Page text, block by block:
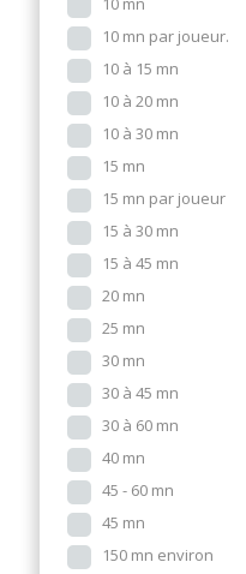
10 mn par joueur.
10 à 15 mn
10 à 20 mn
10 à 30 mn
15 mn
15 mn par joueur
15 à 30 mn
15 à 45 mn
20 mn
25 mn
30 mn
30 à 45 mn
30 à 60 mn
40 mn
45 - 60 mn
45 mn
150 mn environ